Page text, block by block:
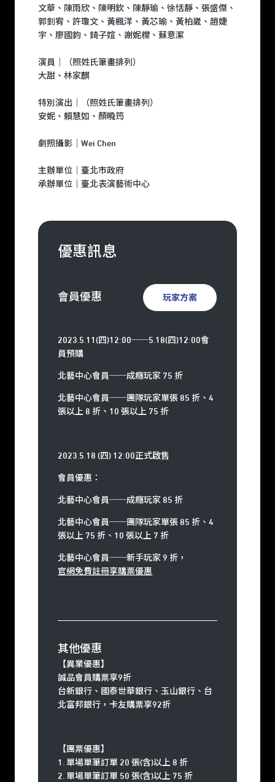
文華、陳雨欣、陳明欽、陳靜瑜、徐恬靜、張盛傑、
郭釗宥、許瓊文、黃楓洋、黃芯瑜、黃柏崴、趙婕
宇、廖國鈞、錡子媗、謝妮橖、蘇意潔
演員｜（照姓氏筆畫排列）
大甜、林家麒
特別演出｜（照姓氏筆畫排列）
安妮、賴慧如、顏曉筠
劇照攝影｜Wei Chen
主辦單位｜臺北市政府
承辦單位｜臺北表演藝術中心
優惠訊息
會員優惠
2023.5.11( 四 )12:00──5.18( 四 )12:00會
員預購
北藝中心會員──成癮玩家 75 折
北藝中心會員──團隊玩家單張 85 折、4
張以上 8 折、10 張以上 75 折
2023.5.18 ( 四 ) 12:00正式啟售
會員優惠：
北藝中心會員──成癮玩家 85 折
北藝中心會員──團隊玩家單張 85 折、4
張以上 75 折、10 張以上 7 折
北藝中心會員──新手玩家 9 折，
官網免費註冊享購票優惠
玩家方案
其他優惠
【異業優惠】
誠品會員購票享9折
台新銀行、國泰世華銀行、玉山銀行、台
北富邦銀行，卡友購票享92折
【團票優惠】
1. 單場單筆訂單 20 張(含)以上 8 折
2. 單場單筆訂單 50 張(含)以上 75 折